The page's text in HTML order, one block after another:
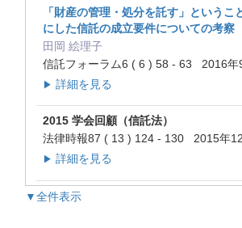
「財産の管理・処分を託す」というこ
にした信託の成立要件についての考察
田岡 絵理子
信託フォーラム6 ( 6 ) 58 - 63 2016年
▶ 詳細を見る
2015 学会回顧（信託法）
法律時報87 ( 13 ) 124 - 130 2015年
▶ 詳細を見る
▼全件表示